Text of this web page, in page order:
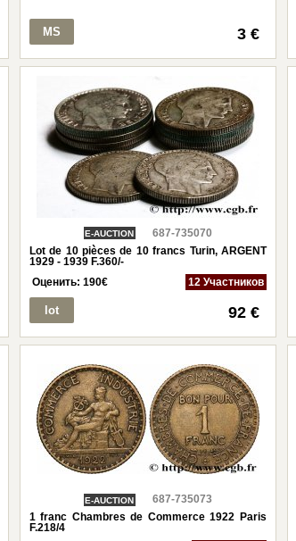
MS 3 €
E-AUCTION
687-735070
Lot de 10 pièces de 10 francs Turin, ARGENT
1929 - 1939 F.360/-
Оценить:190€ 12 Участников
lot 92 €
E-AUCTION
687-735073
1 franc Chambres de Commerce 1922 Paris
F.218/4